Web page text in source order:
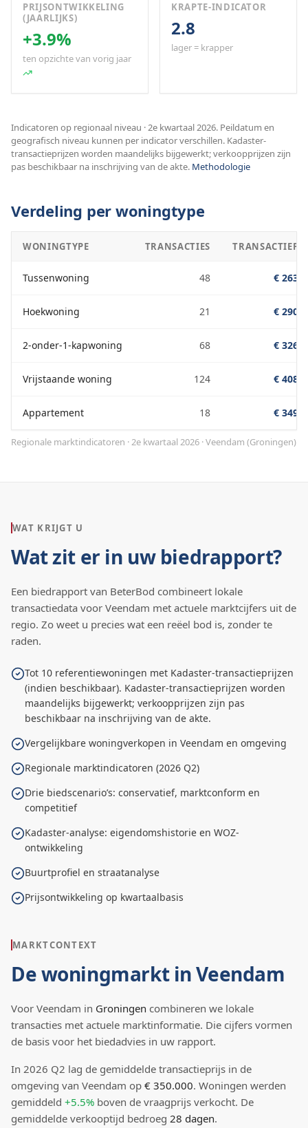
PRIJSONTWIKKELING
(JAARLIJKS)
+3.9%
ten opzichte van vorig jaar
KRAPTE-INDICATOR
2.8
lager = krapper
Indicatoren op regionaal niveau · 2e kwartaal 2026. Peildatum en
geografisch niveau kunnen per indicator verschillen. Kadaster-
transactieprijzen worden maandelijks bijgewerkt; verkoopprijzen zijn
pas beschikbaar na inschrijving van de akte. Methodologie
Verdeling per woningtype
WONINGTYPE TRANSACTIES
Tussenwoning 48 €
Hoekwoning 21 €
2-onder-1-kapwoning 68 €
Vrijstaande woning 124 €
Appartement 18 €
Regionale marktindicatoren · 2e kwartaal 2026 ·Veendam (Groningen)
WAT KRIJGT U
Wat zit er in uw biedrapport?
Een biedrapport van BeterBod combineert lokale
transactiedata voor Veendam met actuele marktcijfers uit de
regio. Zo weet u precies wat een reëel bod is, zonder te
raden.
Tot 10 referentiewoningen met Kadaster-transactieprijzen
(indien beschikbaar). Kadaster-transactieprijzen worden
maandelijks bijgewerkt; verkoopprijzen zijn pas
beschikbaar na inschrijving van de akte.
Vergelijkbare woningverkopen in Veendam en omgeving
Regionale marktindicatoren (2026 Q2)
Drie biedscenario’s: conservatief, marktconform en
competitief
Kadaster-analyse: eigendomshistorie en WOZ-
ontwikkeling
Buurtprofiel en straatanalyse
Prijsontwikkeling op kwartaalbasis
MARKTCONTEXT
De woningmarkt inVeendam
Voor Veendam in Groningen combineren we lokale
transacties met actuele marktinformatie. Die cijfers vormen
de basis voor het biedadvies in uw rapport.
In 2026 Q2 lag de gemiddelde transactieprijs in de
omgeving van Veendam op € 350.000. Woningen werden
gemiddeld +5.5% boven de vraagprijs verkocht. De
gemiddelde verkooptijd bedroeg 28 dagen.